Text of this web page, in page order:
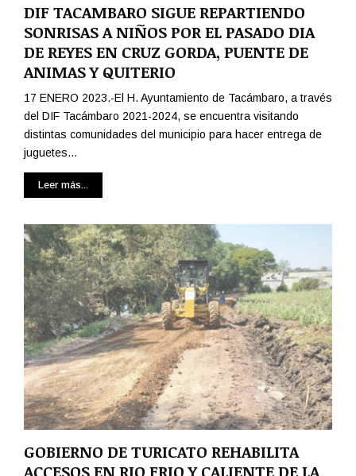
DIF TACAMBARO SIGUE REPARTIENDO
SONRISAS A NIÑOS POR EL PASADO DIA
DE REYES EN CRUZ GORDA, PUENTE DE
ANIMAS Y QUITERIO
17 ENERO 2023.-El H. Ayuntamiento de Tacámbaro, a través
del DIF Tacámbaro 2021-2024, se encuentra visitando
distintas comunidades del municipio para hacer entrega de
juguetes...
Leer más...
GOBIERNO DE TURICATO REHABILITA
ACCESOS EN RIO FRIO Y CALIENTE DE LA